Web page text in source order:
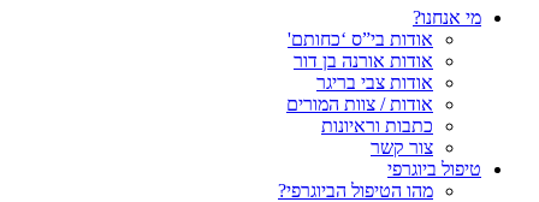
מי אנחנו?
אודות בי”ס ‘כחותם'
אודות אורנה בן דור
אודות צבי בריגר
אודות / צוות המורים
כתבות וראיונות
צור קשר
טיפול ביוגרפי
מהו הטיפול הביוגרפי?